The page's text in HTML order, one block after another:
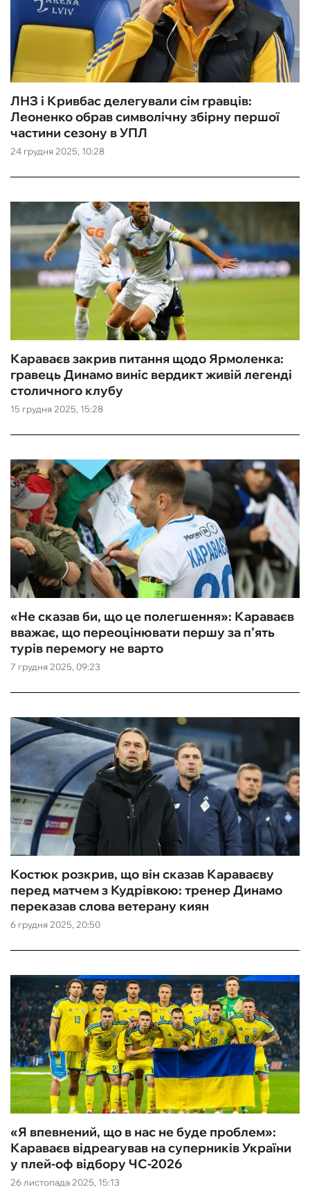
24 грудня 2025, 10:28
ЛНЗ і Кривбас делегували сім гравців:
Леоненко обрав символічну збірну першої
частини сезону в УПЛ
15 грудня 2025, 15:28
Караваєв закрив питання щодо Ярмоленка:
гравець Динамо виніс вердикт живій легенді
столичного клубу
7 грудня 2025, 09:23
«Не сказав би, що це полегшення»: Караваєв
вважає, що переоцінювати першу за п’ять
турів перемогу не варто
6 грудня 2025, 20:50
Костюк розкрив, що він сказав Караваєву
перед матчем з Кудрівкою: тренер Динамо
переказав слова ветерану киян
26 листопада 2025, 15:13
«Я впевнений, що в нас не буде проблем»:
Караваєв відреагував на суперників України
у плей-оф відбору ЧС-2026